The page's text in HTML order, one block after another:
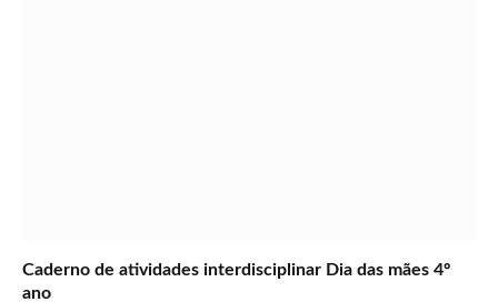
Caderno de atividades interdisciplinar Dia das mães 4º
ano